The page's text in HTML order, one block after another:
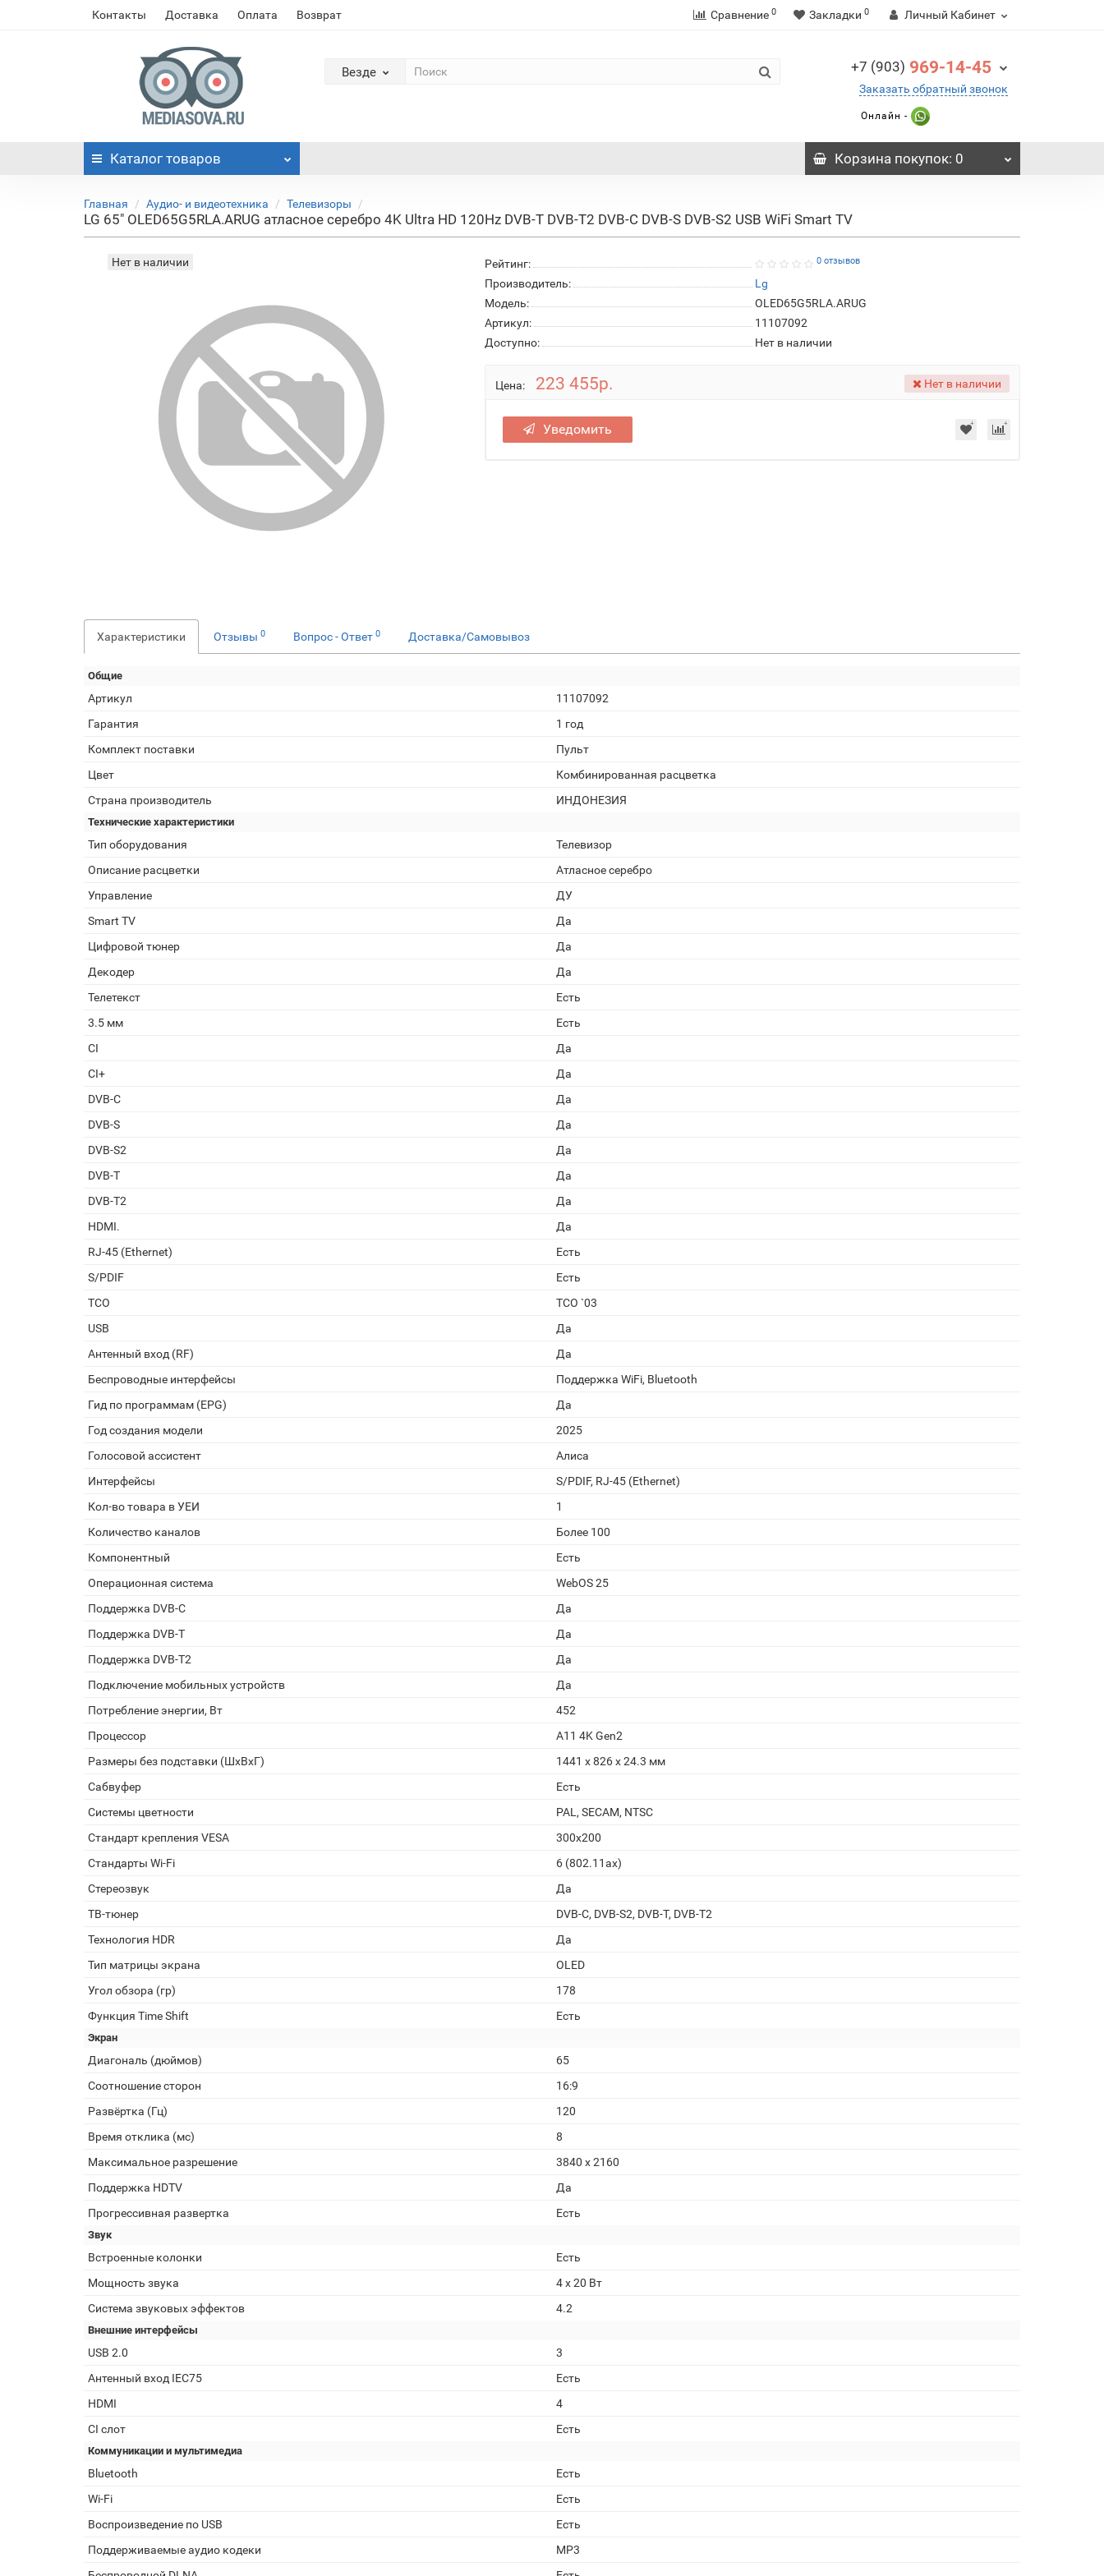
Контакты Доставка Оплата Возврат Сравнение 0 Закладки 0 Личный Кабинет
Везде +7 (903) 969-14-45
Заказать обратный звонок
Онлайн -
Каталог товаров Корзинапокупок: 0
Главная Аудио- и видеотехника Телевизоры
LG 65" OLED65G5RLA.ARUG атласное серебро 4K Ultra HD 120Hz DVB-T DVB-T2 DVB-C DVB-S DVB-S2 USB WiFi Smart TV
Нет в наличии Рейтинг: 0 отзывов
Производитель:
Lg
Модель:
OLED65G5RLA.ARUG
Артикул:
11107092
Доступно:
Нет в наличии
Цена: 223 455р. Нет в наличии
Уведомить
Характеристики Отзывы 0 Вопрос - Ответ 0 Доставка/Самовывоз
Общие
Артикул
11107092
Гарантия
1 год
Комплект поставки
Пульт
Цвет
Комбинированная расцветка
Страна производитель
ИНДОНЕЗИЯ
Технические характеристики
Тип оборудования
Телевизор
Описание расцветки
Атласное серебро
Управление
ДУ
Smart TV
Да
Цифровой тюнер
Да
Декодер
Да
Телетекст
Есть
3.5 мм
Есть
CI
Да
CI+
Да
DVB-C
Да
DVB-S
Да
DVB-S2
Да
DVB-T
Да
DVB-T2
Да
HDMI.
Да
RJ-45 (Ethernet)
Есть
S/PDIF
Есть
TCO
TCO `03
USB
Да
Антенный вход (RF)
Да
Беспроводные интерфейсы
Поддержка WiFi, Bluetooth
Гид по программам (EPG)
Да
Год создания модели
2025
Голосовой ассистент
Алиса
Интерфейсы
S/PDIF, RJ-45 (Ethernet)
Кол-во товара в УЕИ
1
Количество каналов
Более 100
Компонентный
Есть
Операционная система
WebOS 25
Поддержка DVB-C
Да
Поддержка DVB-T
Да
Поддержка DVB-T2
Да
Подключение мобильных устройств
Да
Потребление энергии, Вт
452
Процессор
A11 4K Gen2
Размеры без подставки (ШxВxГ)
1441 x 826 x 24.3 мм
Сабвуфер
Есть
Системы цветности
PAL, SECAM, NTSC
Стандарт крепления VESA
300x200
Стандарты Wi-Fi
6 (802.11ax)
Стереозвук
Да
ТВ-тюнер
DVB-C, DVB-S2, DVB-T, DVB-T2
Технология HDR
Да
Тип матрицы экрана
OLED
Угол обзора (гр)
178
Функция Time Shift
Есть
Экран
Диагональ (дюймов)
65
Соотношение сторон
16:9
Развёртка (Гц)
120
Время отклика (мс)
8
Максимальное разрешение
3840 x 2160
Поддержка HDTV
Да
Прогрессивная развертка
Есть
Звук
Встроенные колонки
Есть
Мощность звука
4 x 20 Вт
Система звуковых эффектов
4.2
Внешние интерфейсы
USB 2.0
3
Антенный вход IEC75
Есть
HDMI
4
CI слот
Есть
Коммуникации и мультимедиа
Bluetooth
Есть
Wi-Fi
Есть
Воспроизведение по USB
Есть
Поддерживаемые аудио кодеки
MP3